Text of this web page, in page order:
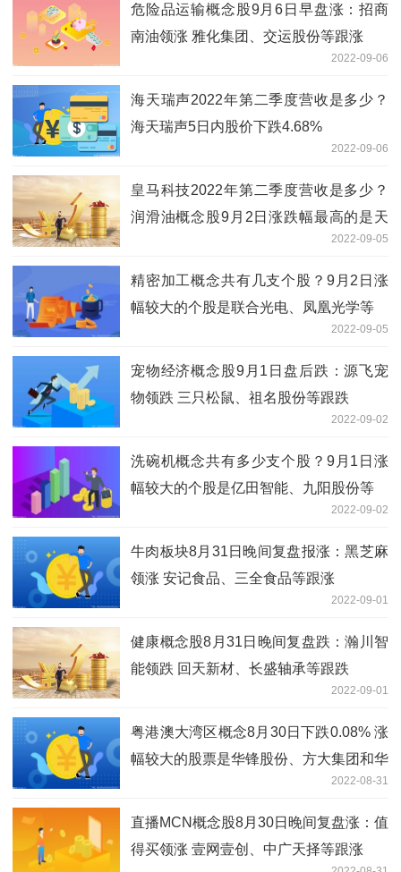
危险品运输概念股9月6日早盘涨：招商
南油领涨 雅化集团、交运股份等跟涨
2022-09-06
海天瑞声2022年第二季度营收是多少？
海天瑞声5日内股价下跌4.68%
2022-09-06
皇马科技2022年第二季度营收是多少？
润滑油概念股9月2日涨跌幅最高的是天
2022-09-05
精密加工概念共有几支个股？9月2日涨
幅较大的个股是联合光电、凤凰光学等
2022-09-05
宠物经济概念股9月1日盘后跌：源飞宠
物领跌 三只松鼠、祖名股份等跟跌
2022-09-02
洗碗机概念共有多少支个股？9月1日涨
幅较大的个股是亿田智能、九阳股份等
2022-09-02
牛肉板块8月31日晚间复盘报涨：黑芝麻
领涨 安记食品、三全食品等跟涨
2022-09-01
健康概念股8月31日晚间复盘跌：瀚川智
能领跌 回天新材、长盛轴承等跟跌
2022-09-01
粤港澳大湾区概念8月30日下跌0.08% 涨
幅较大的股票是华锋股份、方大集团和华
2022-08-31
直播MCN概念股8月30日晚间复盘涨：值
得买领涨 壹网壹创、中广天择等跟涨